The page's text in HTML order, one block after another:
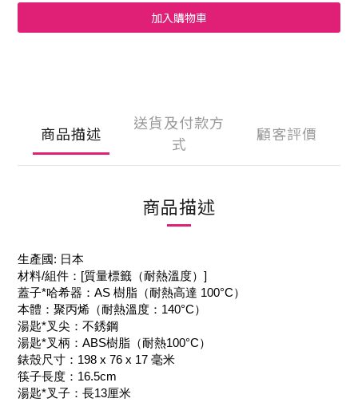
加入購物車
商品描述
送貨及付款方
式
顧客評價
商品描述
生產國: 日本
材料/組件：[質量標籤（耐熱溫度）]
蓋子*哈希器：AS 樹脂（耐熱高達 100°C）
本體：聚丙烯（耐熱溫度：140°C）
湯匙*叉尖：不銹鋼
湯匙*叉柄：ABS樹脂（耐熱100°C）
錶殼尺寸：198 x 76 x 17 毫米
筷子長度：16.5cm
湯匙*叉子：長13厘米